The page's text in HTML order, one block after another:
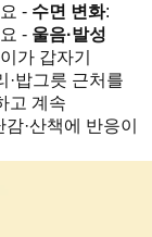
- 수면 변화:
- 울음·발성
가 갑자기
·밥그릇 근처를
고 계속
·산책에 반응이